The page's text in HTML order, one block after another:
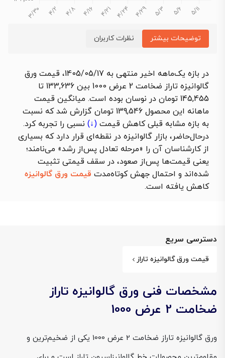
توضیحات بیشتر نظرات کاربران
در بازه یک‌ماهه اخیر منتهی به 1405/05/17،
قیمت ورق
گالوانیزه تاراز ضخامت 2 عرض 1000
بین 133,636 تا
145,455 تومان در نوسان بوده است. میانگین قیمت
ماهانه این محصول 139,546 تومان گزارش شد که نسبت
به بازه مشابه قبلیکاهش قیمت (↓) نسبی را تجربه کرد.
درحال‌حاضر، بازار گالوانیزه در نقطه‌ای قرار دارد که بسیاری
از کارشناسان آن را «مرحله تعادل پس‌از رشد» می‌نامند؛
یعنی قیمت‌ها پس‌از صعود، در سقف قیمتی تثبیت
شده‌اند و احتمال جهش کوتاه‌مدت قیمت ورق گالوانیزه
کاهش یافته است.
دسترسی سریع
قیمت ورق گالوانیزه تاراز
مشخصات فنی ورق گالوانیزه تاراز
ضخامت 2 عرض 1000
ورق گالوانیزه تاراز ضخامت 2 عرض 1000 یکی از ضخیم‌ترین و